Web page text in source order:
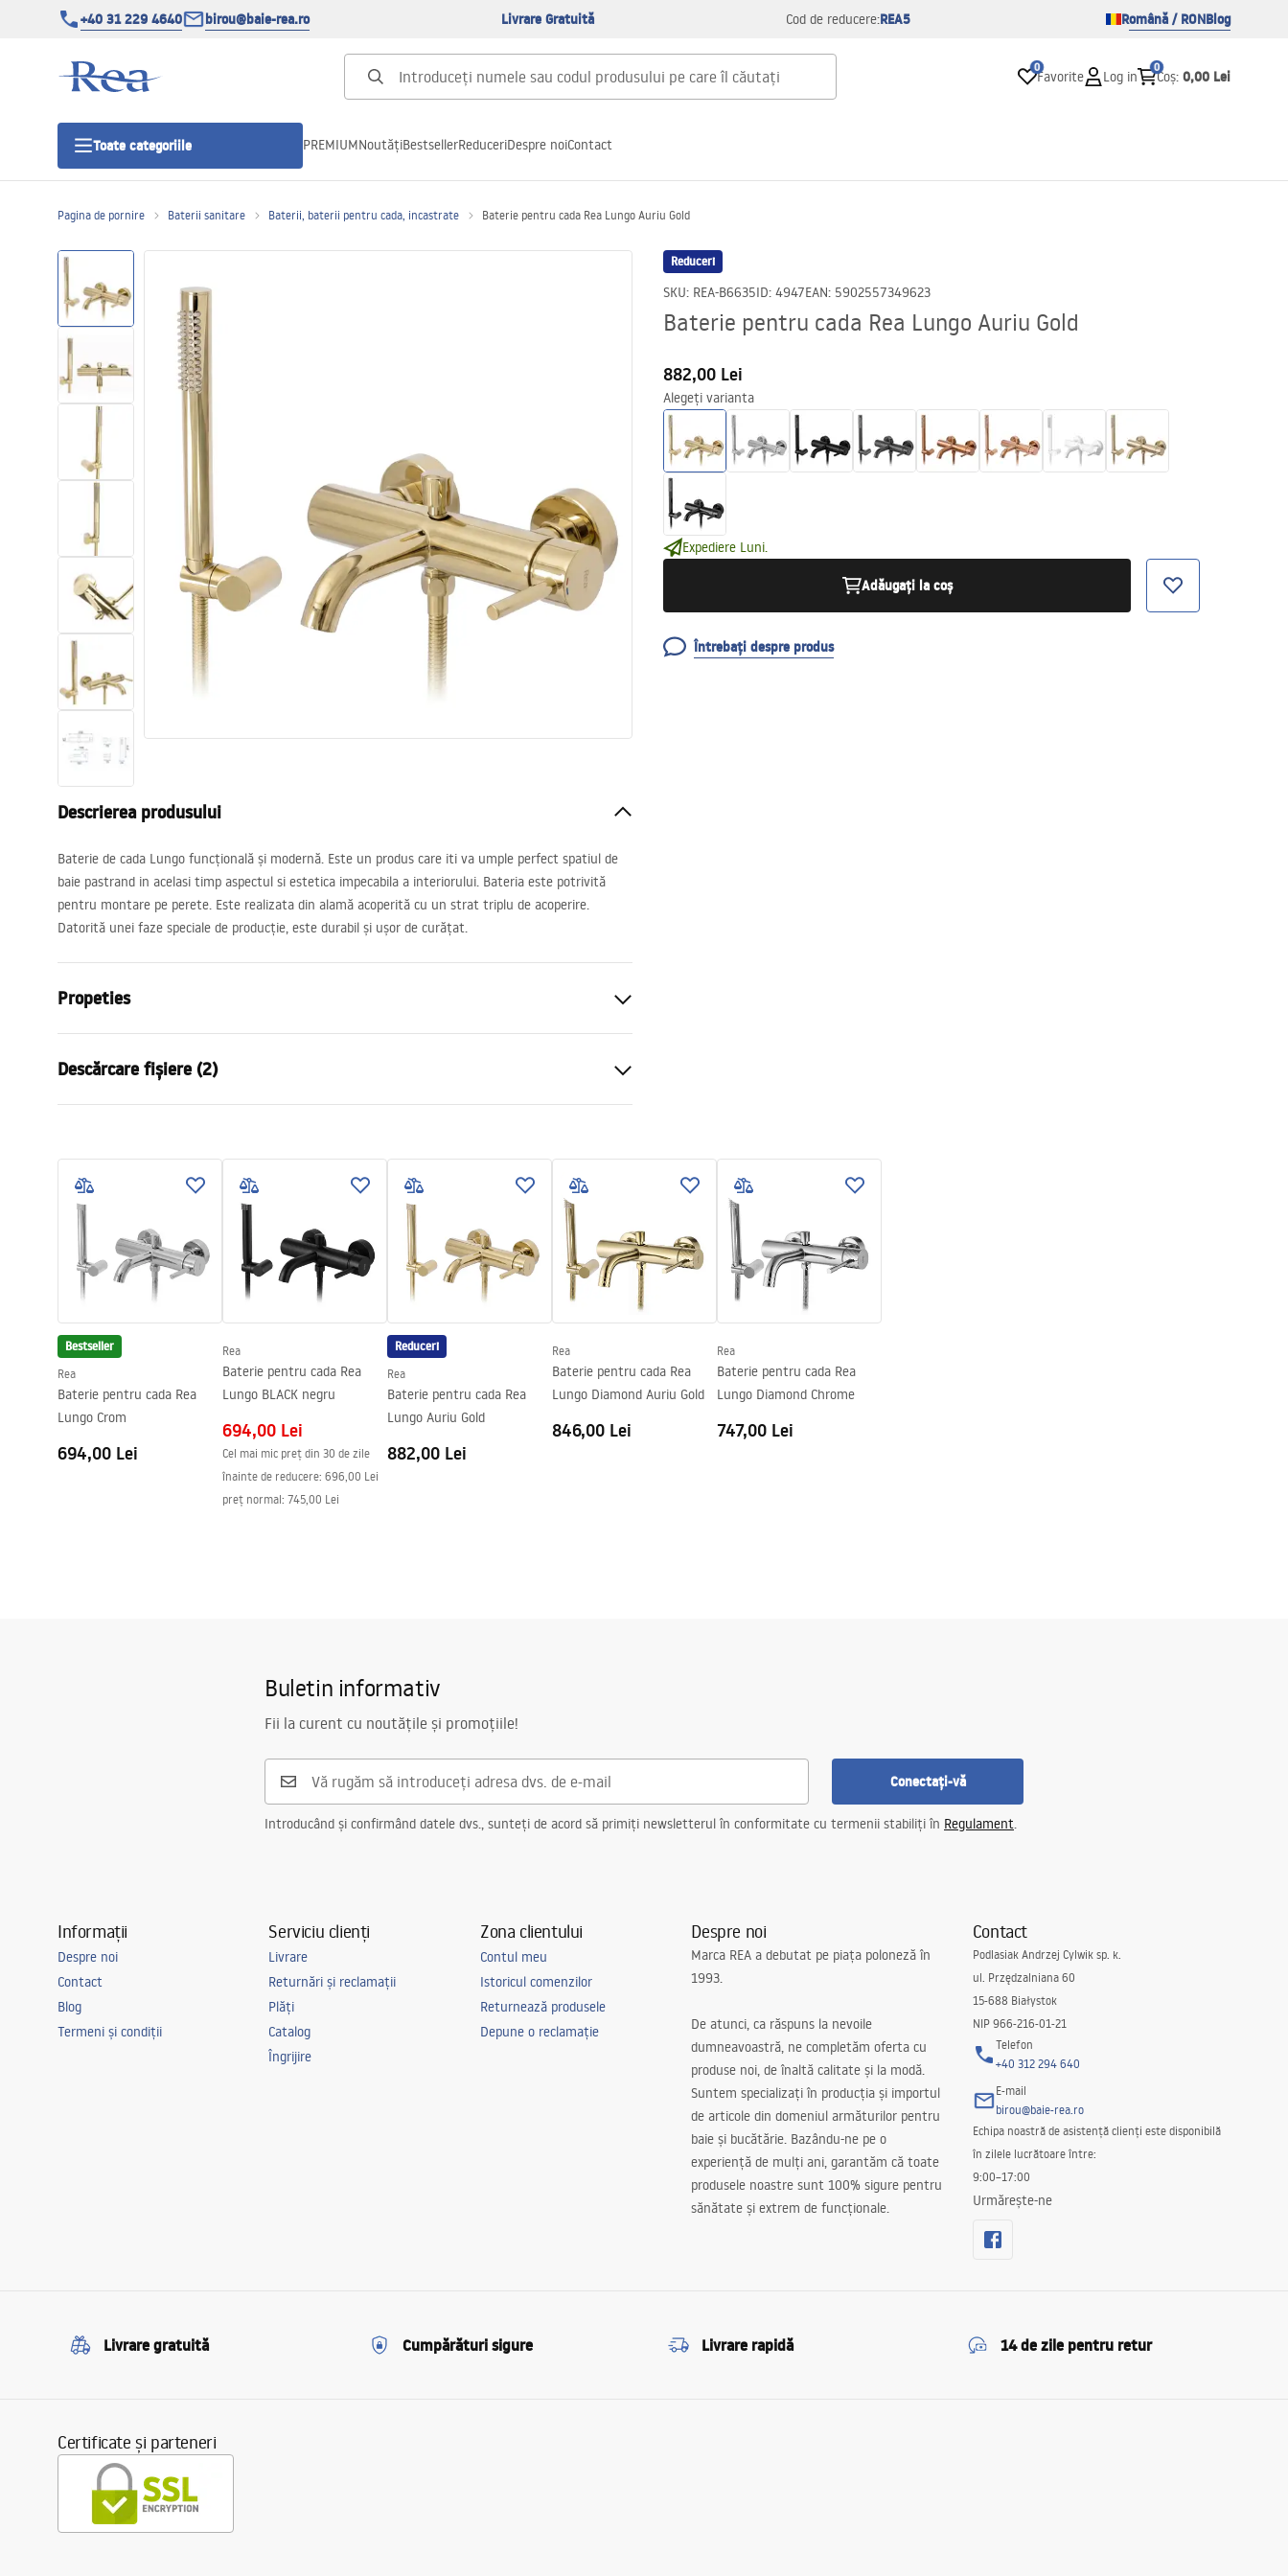
+40 31 229 4640 birou@baie-rea.ro Livrare Gratuită Cod de reducere:REA5 Română / RONBlog
0
Favorite Log in
0
Coș: 0,00 Lei
Toate categoriile
Usi pentru cabine de dus
Cadite de dus
Rigole Liniare
Vase WC si Bideuri
Cazi cu paravane
Baterii sanitare
Dusuri
PREMIUMNoutățiBestsellerReduceriDespre noiContact
Pagina de pornire Baterii sanitare Baterii, baterii pentru cada, incastrate Baterie pentru cada Rea Lungo Auriu Gold
Reduceri
SKU: REA-B6635ID: 4947EAN: 5902557349623
Baterie pentru cada Rea Lungo Auriu Gold
882,00 Lei
Alegeți varianta
Expediere Luni.
Adăugați la coș
Întrebați despre produs
Descrierea produsului
Baterie de cada Lungo funcțională și modernă. Este un produs care iti va umple perfect spatiul de
baie pastrand in acelasi timp aspectul si estetica impecabila a interiorului. Bateria este potrivită
pentru montare pe perete. Este realizata din alamă acoperită cu un strat triplu de acoperire.
Datorită unei faze speciale de producție, este durabil și ușor de curățat.
Propeties
Metodă de montaj
Culoare
De aur
Lungimea gurii
mm
Inalime
Tehnologia de acoperire
PVD
Diametru pentru conectare
Distanța dintre racorduri
150mm
Garantie
5 ani
Descărcare fișiere (2)
Warranty_Terms_and_Conditions_
Faucets_-_5.pdf
Bestseller
Rea
Baterie pentru cada Rea
Lungo Crom
694,00 Lei
Rea
Baterie pentru cada Rea
Lungo BLACK negru
694,00 Lei
Cel mai mic preț din 30 de zile
înainte de reducere: 696,00 Lei
preț normal: 745,00 Lei
Reduceri
Rea
Baterie pentru cada Rea
Lungo Auriu Gold
882,00 Lei
Rea
Baterie pentru cada Rea
Lungo Diamond Auriu Gold
846,00 Lei
Rea
Baterie pentru cada Rea
Lungo Diamond Chrome
747,00 Lei
Buletin informativ
Fii la curent cu noutățile și promoțiile!
Conectați-vă
Introducând și confirmând datele dvs., sunteți de acord să primiți newsletterul în conformitate cu termenii stabiliți în Regulament.
Informații
Despre noi
Contact
Blog
Termeni și condiții
Serviciu clienți
Livrare
Returnări și reclamații
Plăți
Catalog
Îngrijire
Zona clientului
Contul meu
Istoricul comenzilor
Returnează produsele
Depune o reclamație
Despre noi
Marca REA a debutat pe piața poloneză în
1993.
De atunci, ca răspuns la nevoile
dumneavoastră, ne completăm oferta cu
produse noi, de înaltă calitate și la modă.
Suntem specializați în producția și importul
de articole din domeniul armăturilor pentru
baie și bucătărie. Bazându-ne pe o
experiență de mulți ani, garantăm că toate
produsele noastre sunt 100% sigure pentru
sănătate și extrem de funcționale.
Contact
Podlasiak Andrzej Cylwik sp. k.
ul. Przędzalniana 60
15-688 Białystok
NIP 966-216-01-21
Telefon
+40 312 294 640
E-mail
birou@baie-rea.ro
Echipa noastră de asistență clienți este disponibilă
în zilele lucrătoare între:
9:00–17:00
Urmărește-ne
Livrare gratuită Cumpărături sigure Livrare rapidă 14 de zile pentru retur
Certificate și parteneri